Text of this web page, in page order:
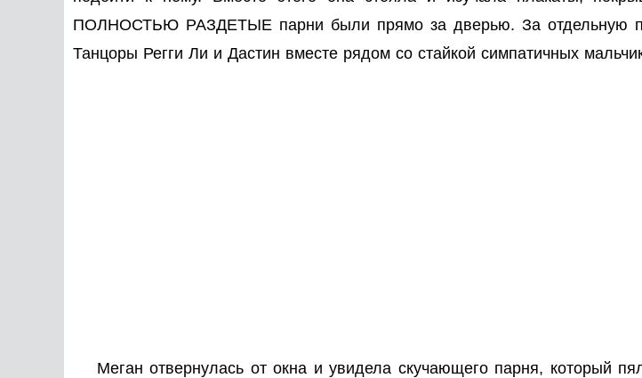
ПОЛНОСТЬЮ РАЗДЕТЫЕ парни были прямо за дверью. За отдельную
Танцоры Регги Ли и Дастин вместе рядом со стайкой симпатичных
Меган отвернулась от окна и увидела скучающего парня, который